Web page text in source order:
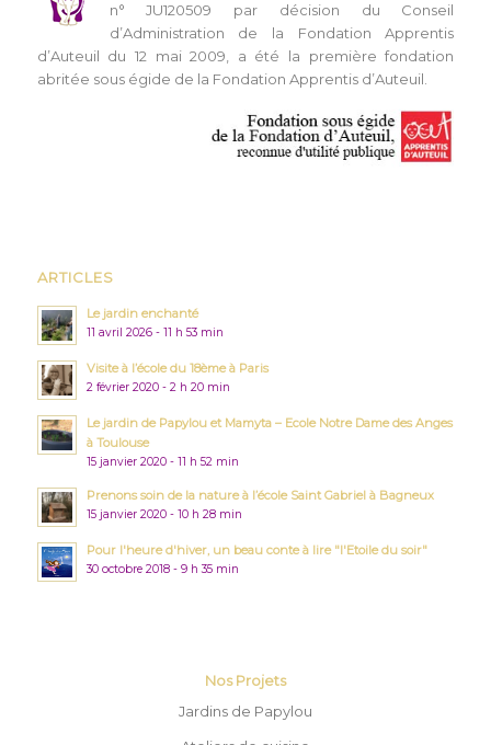
n° JU120509 par décision du Conseil
d’Administration de la Fondation Apprentis
d’Auteuil du 12 mai 2009, a été la première fondation
abritée sous égide de la Fondation Apprentis d’Auteuil.
ARTICLES
Le jardin enchanté
11 avril 2026 - 11 h 53 min
Visite à l’école du 18ème à Paris
2 février 2020 - 2 h 20 min
Le jardin de Papylou et Mamyta – Ecole Notre Dame des Anges
à Toulouse
15 janvier 2020 - 11 h 52 min
Prenons soin de la nature à l’école Saint Gabriel à Bagneux
15 janvier 2020 - 10 h 28 min
Pour l'heure d'hiver, un beau conte à lire "l'Etoile du soir"
30 octobre 2018 - 9 h 35 min
Nos Projets
Jardins de Papylou